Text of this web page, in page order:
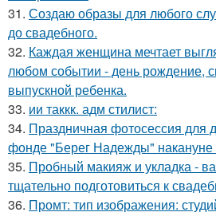
31. Создаю образы для любого
до свадебного.
32. Каждая женщина мечтает
любом событии - день рождение,
выпускной ребенка.
33. ии таккк. адм стилист:
34. Праздничная фотосессия для
фонде "Берег Надежды" накануне
35. Пробный макияж и укладка -
тщательно подготовиться к
36. Промт: тип изображения: